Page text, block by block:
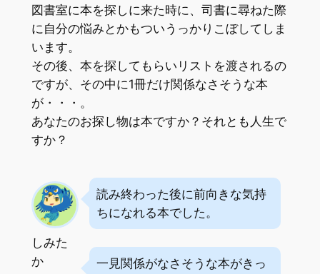
図書室に本を探しに来た時に、司書に尋ねた際
に自分の悩みとかもついうっかりこぼしてしま
います。
その後、本を探してもらいリストを渡されるの
ですが、その中に1冊だけ関係なさそうな本
が・・・。
あなたのお探し物は本ですか？それとも人生で
すか？
しみた
か
読み終わった後に前向きな気持
ちになれる本でした。
一見関係がなさそうな本がきっ